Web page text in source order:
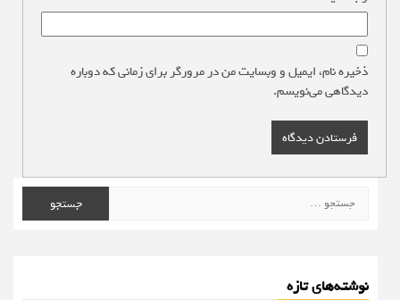
ذخیره نام، ایمیل و وبسایت من در مرورگر برای زمانی که دوباره
دیدگاهی می‌نویسم.
برای:
نوشته‌های تازه